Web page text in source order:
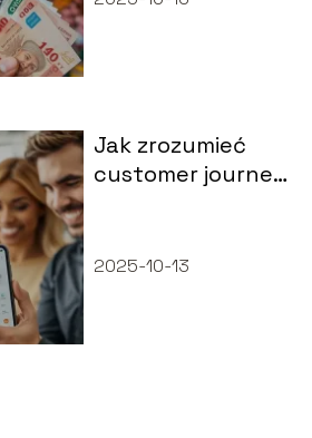
Jak zrozumieć
customer journey i
klientów?
2025-10-13